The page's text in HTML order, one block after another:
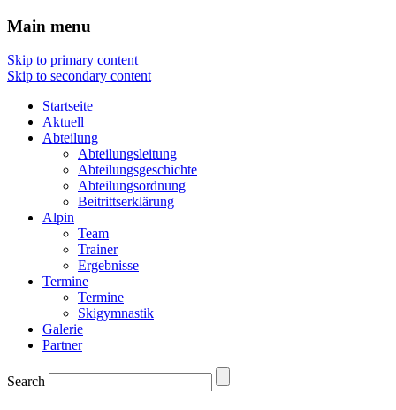
Main menu
Skip to primary content
Skip to secondary content
Startseite
Aktuell
Abteilung
Abteilungsleitung
Abteilungsgeschichte
Abteilungsordnung
Beitrittserklärung
Alpin
Team
Trainer
Ergebnisse
Termine
Termine
Skigymnastik
Galerie
Partner
Search